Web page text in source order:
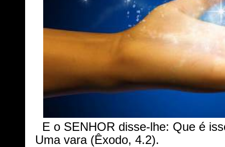
E o SENHOR disse-lhe: Que é
Uma vara (Êxodo, 4.2).